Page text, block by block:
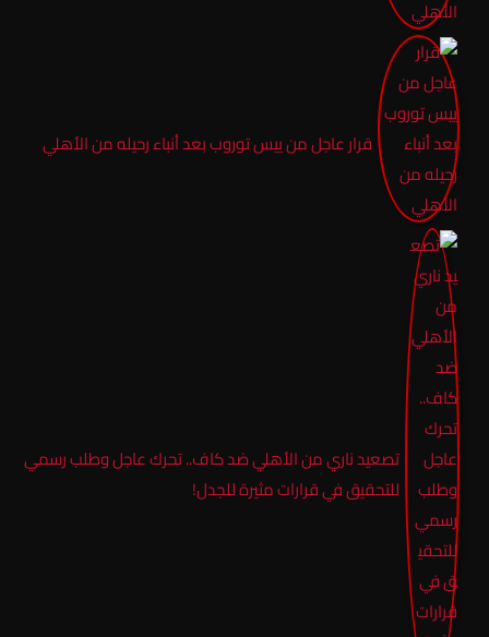
قرار عاجل من ييس توروب بعد أنباء رحيله من الأهلي
تصعيد ناري من الأهلي ضد كاف.. تحرك عاجل وطلب رسمي
للتحقيق في قرارات مثيرة للجدل!